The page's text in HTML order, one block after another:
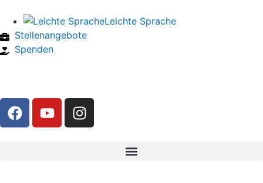
Leichte Sprache
Stellenangebote
Spenden